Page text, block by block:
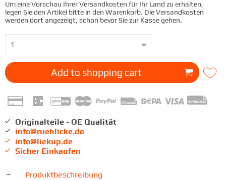
Um eine Vorschau Ihrer Versandkosten für Ihr Land zu erhalten,
legen Sie den Artikel bitte in den Warenkorb. Die Versandkosten
werden dort angezeigt, schon bevor Sie zur Kasse gehen.
Add to shopping cart
Originalteile - OE Qualität
info@ruehlicke.de
info@liekup.de
Sicher Einkaufen
Produktbeschreibung